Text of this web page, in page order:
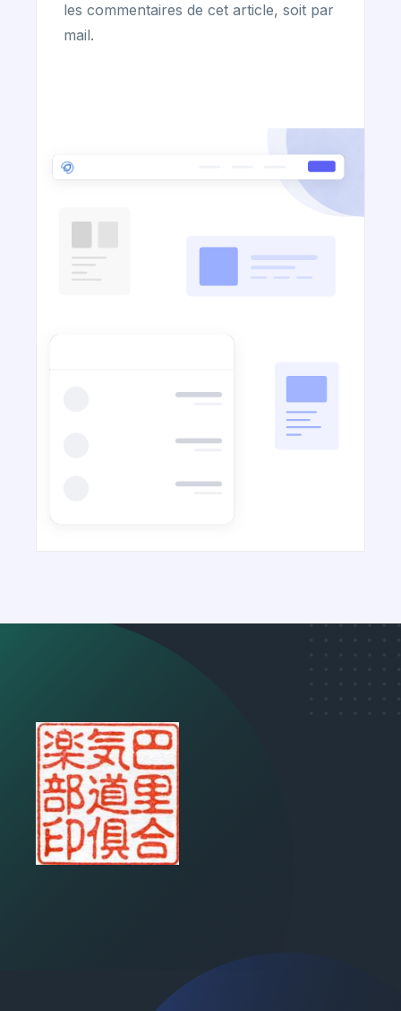
les commentaires de cet article, soit par
mail.